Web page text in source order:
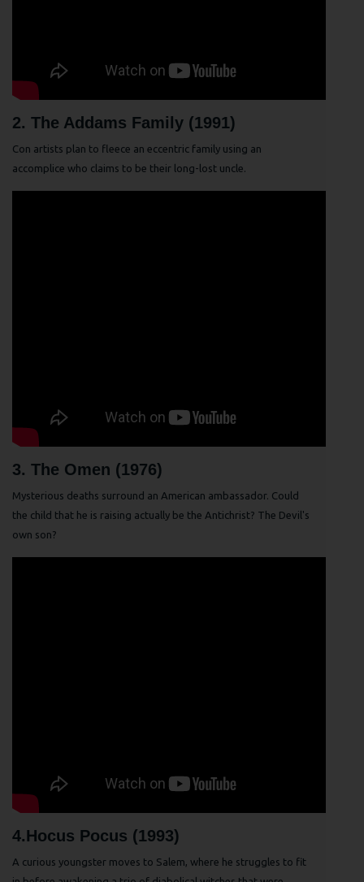
2. The Addams Family (1991)
Con artists plan to fleece an eccentric family using an
accomplice who claims to be their long-lost uncle.
3. The Omen (1976)
Mysterious deaths surround an American ambassador. Could
the child that he is raising actually be the Antichrist? The Devil's
own son?
4.Hocus Pocus (1993)
A curious youngster moves to Salem, where he struggles to fit